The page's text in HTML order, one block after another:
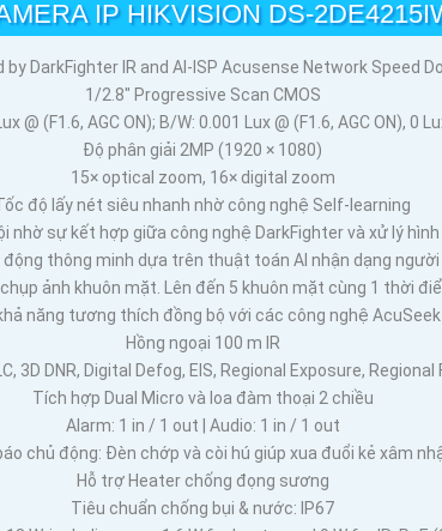
IP HIKVISION DS-
by DarkFighter IR and AI-ISP Acusense Network Speed
1/2.8" Progressive Scan CMOS
@ (F1.6, AGC ON); B/W: 0.001 Lux @ (F1.6, AGC ON), 0
Độ phân giải 2MP (1920 × 1080)
15× optical zoom, 16× digital zoom
độ lấy nét siêu nhanh nhờ công nghệ Self-learning
sự kết hợp giữa công nghệ DarkFighter và xử lý hình
thông minh dựa trên thuật toán AI nhận dạng
ảnh khuôn mặt. Lên đến 5 khuôn mặt cùng 1 thời
năng tương thích đồng bộ với các công nghệ
Hồng ngoại 100 m IR
3D DNR, Digital Defog, EIS, Regional Exposure, Regional
Tích hợp Dual Micro và loa đàm thoại 2 chiều
Alarm: 1 in / 1 out | Audio: 1 in / 1 out
chủ động: Đèn chớp và còi hú giúp xua đuổi kẻ xâm
Hỗ trợ Heater chống đọng sương
Tiêu chuẩn chống bụi & nước: IP67